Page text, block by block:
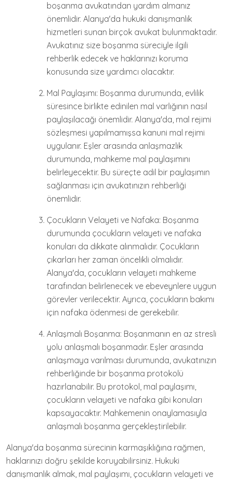
boşanma avukatından yardım almanız
önemlidir. Alanya'da hukuki danışmanlık
hizmetleri sunan birçok avukat bulunmaktadır.
Avukatınız size boşanma süreciyle ilgili
rehberlik edecek ve haklarınızı koruma
konusunda size yardımcı olacaktır.
Mal Paylaşımı: Boşanma durumunda, evlilik
süresince birlikte edinilen mal varlığının nasıl
paylaşılacağı önemlidir. Alanya'da, mal rejimi
sözleşmesi yapılmamışsa kanuni mal rejimi
uygulanır. Eşler arasında anlaşmazlık
durumunda, mahkeme mal paylaşımını
belirleyecektir. Bu süreçte adil bir paylaşımın
sağlanması için avukatınızın rehberliği
önemlidir.
Çocukların Velayeti ve Nafaka: Boşanma
durumunda çocukların velayeti ve nafaka
konuları da dikkate alınmalıdır. Çocukların
çıkarları her zaman öncelikli olmalıdır.
Alanya'da, çocukların velayeti mahkeme
tarafından belirlenecek ve ebeveynlere uygun
görevler verilecektir. Ayrıca, çocukların bakımı
için nafaka ödenmesi de gerekebilir.
Anlaşmalı Boşanma: Boşanmanın en az stresli
yolu anlaşmalı boşanmadır. Eşler arasında
anlaşmaya varılması durumunda, avukatınızın
rehberliğinde bir boşanma protokolü
hazırlanabilir. Bu protokol, mal paylaşımı,
çocukların velayeti ve nafaka gibi konuları
kapsayacaktır. Mahkemenin onaylamasıyla
anlaşmalı boşanma gerçekleştirilebilir.
Alanya'da boşanma sürecinin karmaşıklığına rağmen,
haklarınızı doğru şekilde koruyabilirsiniz. Hukuki
danışmanlık almak, mal paylaşımı, çocukların velayeti ve